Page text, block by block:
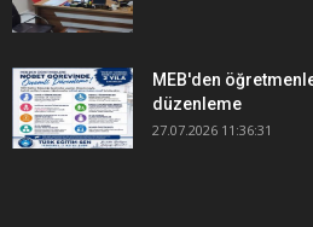
MEB'den
düzenleme
27.07.2026 11:36:31